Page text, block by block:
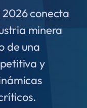
conecta
minera
de una
y